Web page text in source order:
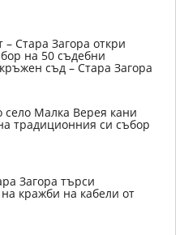
Стара Загора откри
на 50 съдебни
съд – Стара Загора
село Малка Верея кани
традиционния си събор
Загора търси
кражби на кабели от